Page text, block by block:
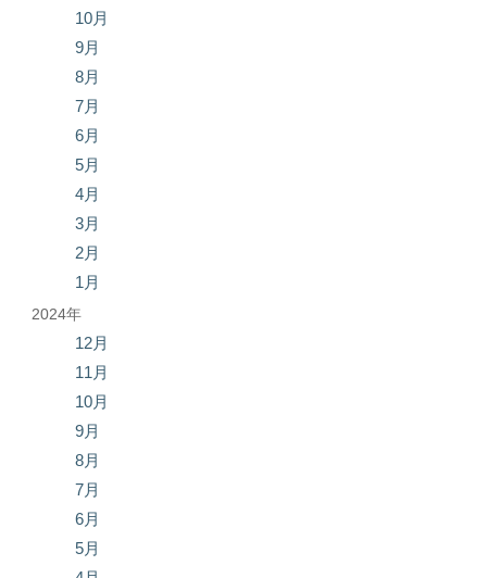
10月
9月
8月
7月
6月
5月
4月
3月
2月
1月
2024年
12月
11月
10月
9月
8月
7月
6月
5月